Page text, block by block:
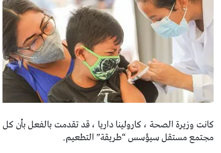
كانت وزيرة الصحة ، كارولينا داريا ، قد تقدمت بالفعل بأن كل
مجتمع مستقل سيؤسس “طريقة” التطعيم.